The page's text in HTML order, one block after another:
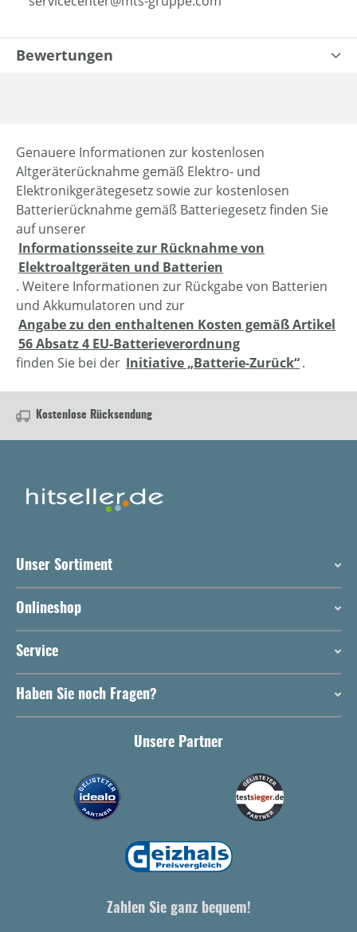
Bewertungen
Genauere Informationen zur kostenlosen
Altgeräterücknahme gemäß Elektro- und
Elektronikgerätegesetz sowie zur kostenlosen
Batterierücknahme gemäß Batteriegesetz finden Sie
auf unserer
Informationsseite zur Rücknahme von
Elektroaltgeräten und Batterien
. Weitere Informationen zur Rückgabe von Batterien
und Akkumulatoren und zur
Angabe zu den enthaltenen Kosten gemäß Artikel
56 Absatz 4 EU-Batterieverordnung
finden Sie bei der Initiative „Batterie-Zurück“.
Kostenlose Rücksendung
Unser Sortiment
Onlineshop
Service
Haben Sie noch Fragen?
Unsere Partner
Zahlen Sie ganz bequem!